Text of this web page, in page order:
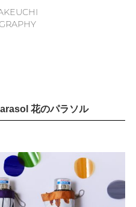
花のパラソル